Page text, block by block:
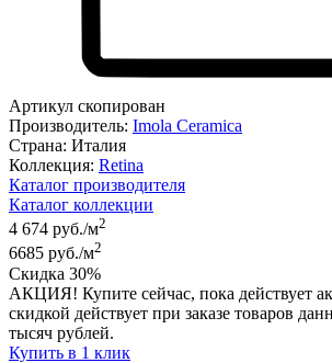
Артикул скопирован
Производитель: Imola Ceramica
Страна: Италия
Коллекция: Retina
Каталог производителя
Каталог коллекции
4 674 руб./м2
6685 руб./м2
Скидка 30%
АКЦИЯ! Купите сейчас, пока действует
скидкой действует при заказе товаров
тысяч рублей.
Купить в 1 клик